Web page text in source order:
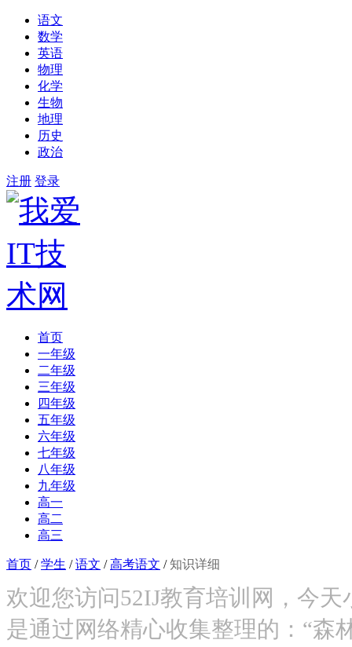
语文
数学
英语
物理
化学
生物
地理
历史
政治
注册 登录
首页
一年级
二年级
三年级
四年级
五年级
六年级
七年级
八年级
九年级
高一
高二
高三
首页 /学生 /语文 /高考语文 /知识详细
欢迎您访问52IJ教育培训网，今
是通过网络精心收集整理的：“森